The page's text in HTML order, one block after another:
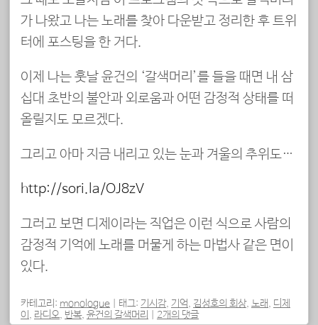
가 나왔고 나는 노래를 찾아 다운받고 정리한 후 트위
터에 포스팅을 한 거다.
이제 나는 훗날 윤건의 ‘갈색머리’를 들을 때면 내 삼
십대 초반의 불안과 외로움과 어떤 감정적 상태를 떠
올릴지도 모르겠다.
그리고 아마 지금 내리고 있는 눈과 겨울의 추위도…
http://sori.la/OJ8zV
그러고 보면 디제이라는 직업은 이런 식으로 사람의
감정적 기억에 노래를 머물게 하는 마법사 같은 면이
있다.
카테고리: monologue 태그: 기시감, 기억, 김성호의 회상, 노래, 디제
이 , 라디오, 반복, 윤건의 갈색머리 2개의 댓글